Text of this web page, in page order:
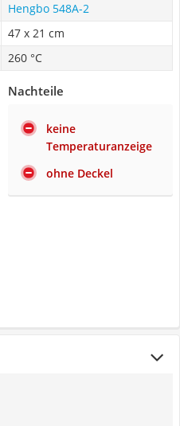
Hengbo 548A-2
47 x 21 cm
260 °C
Nachteile
keine
Temperaturanzeige
ohne Deckel